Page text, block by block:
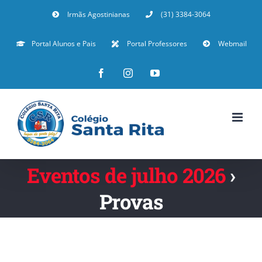
Irmãs Agostinianas (31) 3384-3064
Portal Alunos e Pais Portal Professores Webmail
Eventos de julho 2026›
Provas